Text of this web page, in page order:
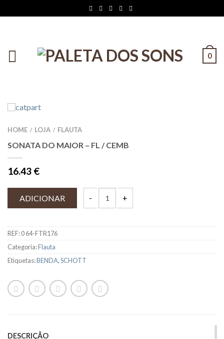
0
HOME / LOJA / FLAUTA
SONATA DO MAIOR – FL / CEMB
16.43 €
ADICIONAR
REF:0 64-FTR176
Categoria:Flauta
Etiquetas:BENDA,SCHOTT
DESCRIÇÃO